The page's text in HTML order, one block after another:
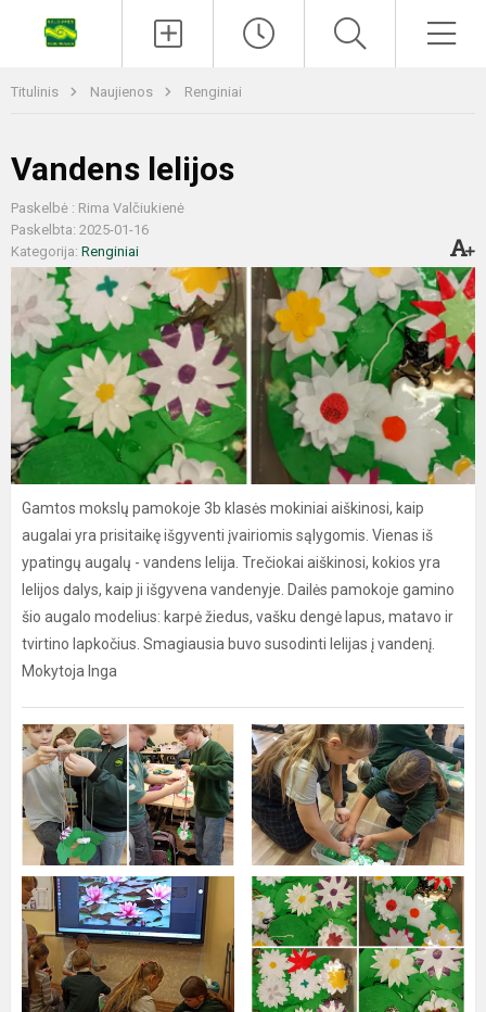
Titulinis Naujienos Renginiai
Vandens lelijos
Paskelbė : Rima Valčiukienė
Paskelbta: 2025-01-16
Kategorija: Renginiai
Gamtos mokslų pamokoje 3b klasės mokiniai aiškinosi, kaip
augalai yra prisitaikę išgyventi įvairiomis sąlygomis. Vienas iš
ypatingų augalų - vandens lelija. Trečiokai aiškinosi, kokios yra
lelijos dalys, kaip ji išgyvena vandenyje. Dailės pamokoje gamino
šio augalo modelius: karpė žiedus, vašku dengė lapus, matavo ir
tvirtino lapkočius. Smagiausia buvo susodinti lelijas į vandenį.
Mokytoja Inga